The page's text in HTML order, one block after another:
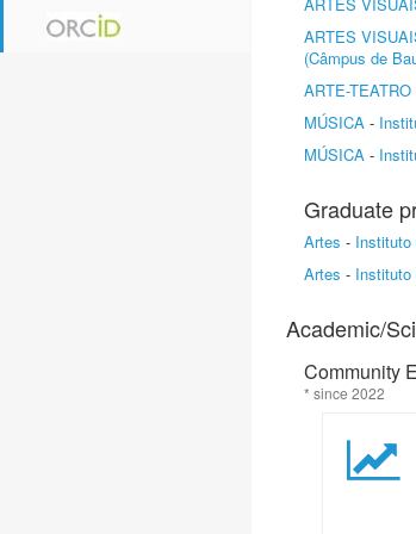
ARTES
(Câmpus de
ARTE-TEATRO
MÚSICA -
MÚSICA -
Graduate
Artes - Instituto
Artes - Instituto
Academic/
Community
* since 2022